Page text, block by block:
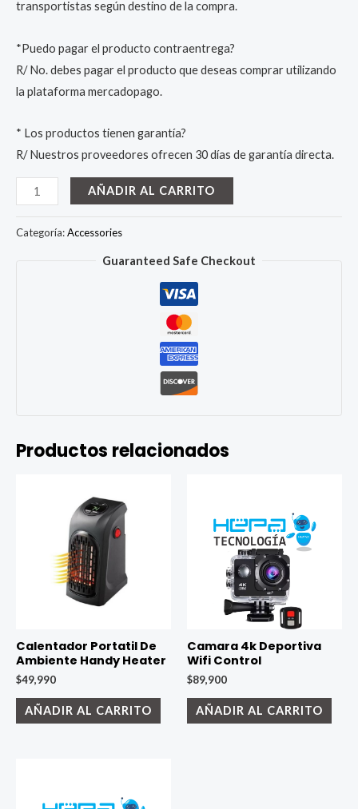
transportistas según destino de la compra.
*Puedo pagar el producto contraentrega?
R/ No. debes pagar el producto que deseas comprar utilizando
la plataforma mercadopago.
* Los productos tienen garantía?
R/ Nuestros proveedores ofrecen 30 días de garantía directa.
Extractor
De
Leche
AÑADIR AL CARRITO
Categoría:Accessories
Guaranteed Safe Checkout
Productos relacionados
Calentador Portatil De
Ambiente Handy Heater
$49,990
AÑADIR AL CARRITO
Camara 4k Deportiva
Wifi Control
$89,900
AÑADIR AL CARRITO